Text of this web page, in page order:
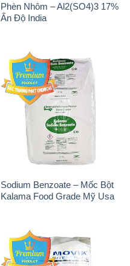
Phèn Nhôm – Al2(SO4)3 17%
Ấn Độ India
Sodium Benzoate – Mốc Bột
Kalama Food Grade Mỹ Usa